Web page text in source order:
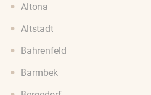
Altona
Altstadt
Bahrenfeld
Barmbek